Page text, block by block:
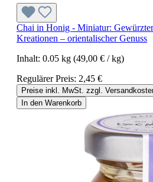
Chai in Honig - Miniatur:
Kreationen – orientalischer Genuss
Inhalt: 0.05 kg (49,00 € / kg)
Regulärer Preis: 2,45 €
Preise inkl. MwSt. zzgl.
In den Warenkorb